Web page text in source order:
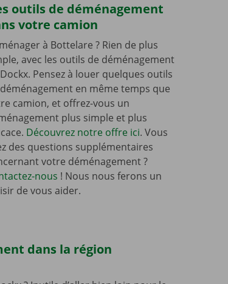
outils de déménagement
votre camion
à Bottelare ? Rien de plus
avec les outils de déménagement
Pensez à louer quelques outils
en même temps que
camion, et offrez-vous un
plus simple et plus
Découvrez notre offre ici. Vous
des questions supplémentaires
votre déménagement ?
nous ! Nous nous ferons un
de vous aider.
dans la région